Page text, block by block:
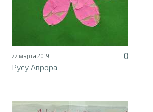
22 марта 2019
0
Русу Аврора